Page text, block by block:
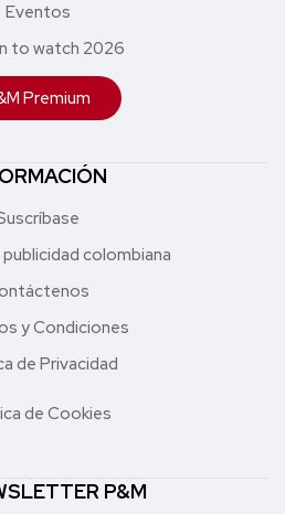
Eventos
to watch 2026
Premium
publicidad colombiana
y Condiciones
de Privacidad
de Cookies
P&M